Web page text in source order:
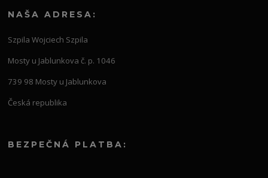
NAŠA ADRESA:
Szpila Wojciech Szpila
Mosty u Jablunkova č. p. 1046
739 98 Mosty u Jablunkova
Česká republika
BEZPEČNÁ PLATBA: